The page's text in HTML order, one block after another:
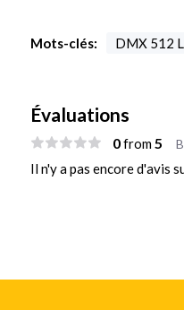
Mots-clés: DMX 512
Évaluations
0from5
Il n'y a pas encore d'avis